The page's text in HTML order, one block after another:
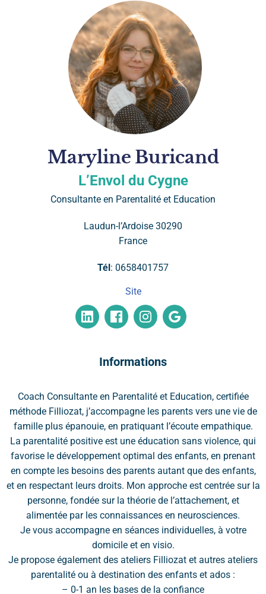
Maryline Buricand
L’Envol du Cygne
Consultante en Parentalité et Education
Laudun-l’Ardoise 30290
France
Tél: 0658401757
Site
Informations
Coach Consultante en Parentalité et Education, certifiée
méthode Filliozat, j’accompagne les parents vers une vie de
famille plus épanouie, en pratiquant l’écoute empathique.
La parentalité positive est une éducation sans violence, qui
favorise le développement optimal des enfants, en prenant
en compte les besoins des parents autant que des enfants,
et en respectant leurs droits. Mon approche est centrée sur la
personne, fondée sur la théorie de l’attachement, et
alimentée par les connaissances en neurosciences.
Je vous accompagne en séances individuelles, à votre
domicile et en visio.
Je propose également des ateliers Filliozat et autres ateliers
parentalité ou à destination des enfants et ados :
– 0-1 an les bases de la confiance